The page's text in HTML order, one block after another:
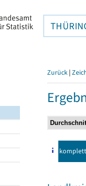
Zurück |
komplett